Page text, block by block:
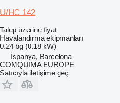
U/HC 142
Talep üzerine fiyat
Havalandırma ekipmanları
0.24 bg (0.18 kW)
İspanya, Barcelona
COMQUIMA EUROPE
Satıcıyla iletişime geç